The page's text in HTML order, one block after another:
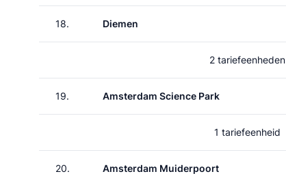
18. Diemen
2 tariefeenheden
19. Amsterdam Science Park
1 tariefeenheid
20. Amsterdam Muiderpoort